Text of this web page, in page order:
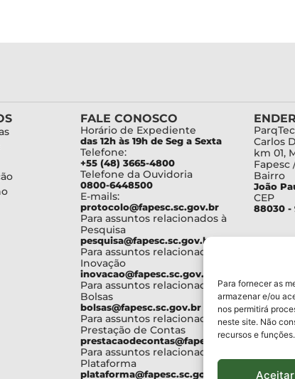
Para fornecer as
armazenar e/ou
nos permitirá
neste site. Não
recursos e funções.
Aceitar
FALE CONOSCO
Horário de Expediente
das 12h às 19h de Seg a Sexta
Telefone:
+55 (48) 3665-4800
Telefone da Ouvidoria
0800-6448500
E-mails:
protocolo@fapesc.sc.gov.br
Para assuntos relacionados à
Pesquisa
pesquisa@fapesc.sc.gov.br
Para assuntos relacionados à
Inovação
inovacao@fapesc.sc.gov.br
Para assuntos relacionados à
Bolsas
bolsas@fapesc.sc.gov.br
Para assuntos relacionados à
Prestação de Contas
prestacaodecontas@fapesc.sc.gov.br
Para assuntos relacionados à
Plataforma
plataforma@fapesc.sc.gov.br
Carlos
km 01,
Fapesc
Bairro
João
CEP
88030 -